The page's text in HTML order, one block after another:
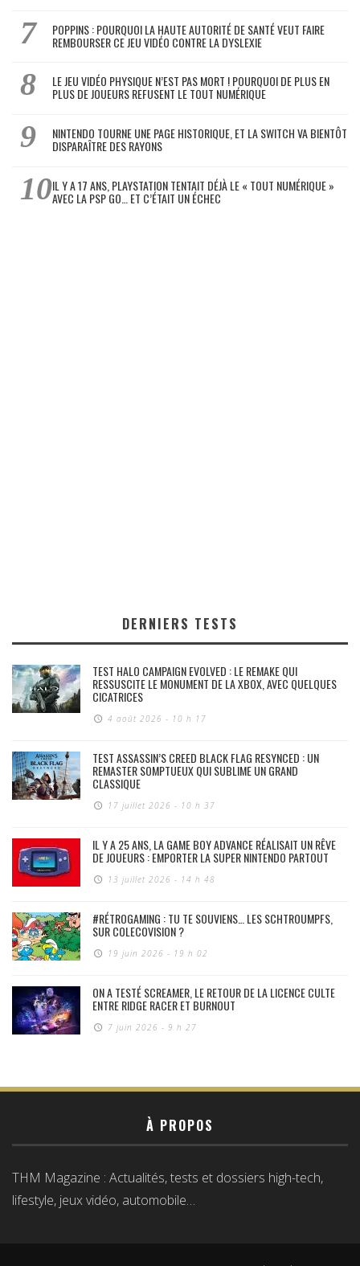
POPPINS : POURQUOI LA HAUTE AUTORITÉ DE SANTÉ VEUT FAIRE
REMBOURSER CE JEU VIDÉO CONTRE LA DYSLEXIE
LE JEU VIDÉO PHYSIQUE N’EST PAS MORT ! POURQUOI DE PLUS EN
PLUS DE JOUEURS REFUSENT LE TOUT NUMÉRIQUE
NINTENDO TOURNE UNE PAGE HISTORIQUE, ET LA SWITCH VA BIENTÔT
DISPARAÎTRE DES RAYONS
IL Y A 17 ANS, PLAYSTATION TENTAIT DÉJÀ LE « TOUT NUMÉRIQUE »
AVEC LA PSP GO… ET C’ÉTAIT UN ÉCHEC
DERNIERS TESTS
TEST HALO CAMPAIGN EVOLVED : LE REMAKE QUI
RESSUSCITE LE MONUMENT DE LA XBOX, AVEC QUELQUES
CICATRICES
4 août 2026 - 10 h 17
TEST ASSASSIN’S CREED BLACK FLAG RESYNCED : UN
REMASTER SOMPTUEUX QUI SUBLIME UN GRAND
CLASSIQUE
17 juillet 2026 - 10 h 37
IL Y A 25 ANS, LA GAME BOY ADVANCE RÉALISAIT UN RÊVE
DE JOUEURS : EMPORTER LA SUPER NINTENDO PARTOUT
13 juillet 2026 - 14 h 48
#RÉTROGAMING : TU TE SOUVIENS… LES SCHTROUMPFS,
SUR COLECOVISION ?
19 juin 2026 - 19 h 02
ON A TESTÉ SCREAMER, LE RETOUR DE LA LICENCE CULTE
ENTRE RIDGE RACER ET BURNOUT
7 juin 2026 - 9 h 27
À PROPOS
THM Magazine : Actualités, tests et dossiers high-tech,
lifestyle, jeux vidéo, automobile…